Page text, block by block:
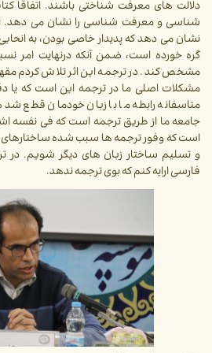
دلالت های معرفت شناختی باشند. اتفاقا
شناسی و معرفت شناسی را نشان می دهد. او
نشان می دهد که پدیدار خاصی بودن، به
گره خورده است، ضمن آنکه درنهایت امر
مشخص کند. در ترجمه این اثر تلاش کردم
مشکلات اصلی ما در ترجمه این است که یا
متاسفانه رابطه ما با زبان خودمان قطع
جامعه ما از طریق ترجمه است که فی نفسه
است که وفور ترجمه ها سبب شده ساختارهای
و تسلیم ساختار زبان های دیگر شویم. در
فارسی ارایه کنم که بوی ترجمه ندهد.